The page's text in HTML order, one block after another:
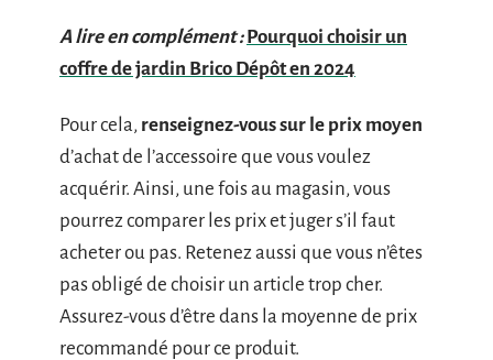
A lire en complément : Pourquoi choisir un
coffre de jardin Brico Dépôt en 2024
Pour cela, renseignez-vous sur le prix moyen
d’achat de l’accessoire que vous voulez
acquérir. Ainsi, une fois au magasin, vous
pourrez comparer les prix et juger s’il faut
acheter ou pas. Retenez aussi que vous n’êtes
pas obligé de choisir un article trop cher.
Assurez-vous d’être dans la moyenne de prix
recommandé pour ce produit.